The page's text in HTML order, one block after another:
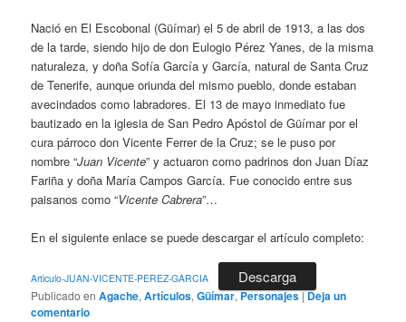
Nació en El Escobonal (Güímar) el 5 de abril de 1913, a las dos
de la tarde, siendo hijo de don Eulogio Pérez Yanes, de la misma
naturaleza, y doña Sofía García y García, natural de Santa Cruz
de Tenerife, aunque oriunda del mismo pueblo, donde estaban
avecindados como labradores. El 13 de mayo inmediato fue
bautizado en la iglesia de San Pedro Apóstol de Güímar por el
cura párroco don Vicente Ferrer de la Cruz; se le puso por
nombre “Juan Vicente” y actuaron como padrinos don Juan Díaz
Fariña y doña María Campos García. Fue conocido entre sus
paisanos como “Vicente Cabrera”…
En el siguiente enlace se puede descargar el artículo completo:
Articulo-JUAN-VICENTE-PEREZ-GARCIA Descarga
Publicado en Agache,Artículos,Güímar,Personajes|Deja un
comentario